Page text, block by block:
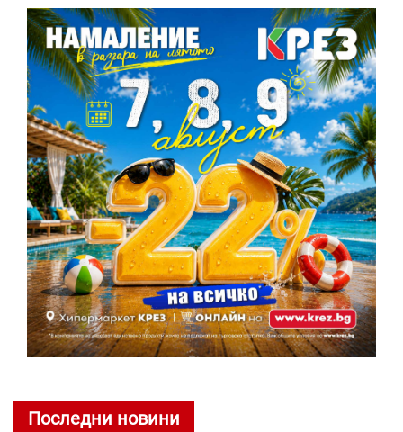
Последни новини